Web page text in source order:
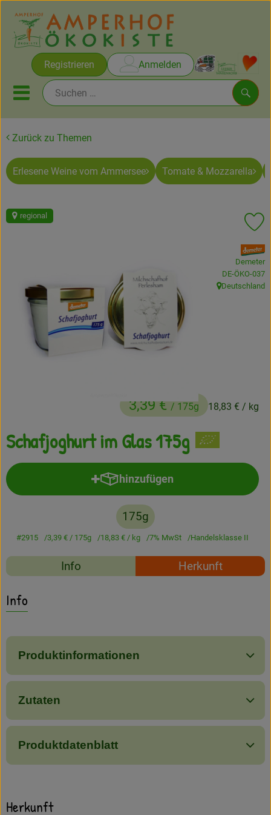
Registrieren Anmelden
Mobiles Menu öffnen oder
Rezepte
Themen
Frisches
Angebote
Haltbares
Gratis Ökokiste im Wert von 25 Euro
Veranstaltungen
Entdecken
Über uns
Zurück zu Themen
Erlesene Weine vom Ammersee Tomate & Mozzarella
Schafjoghurt im Glas 175g
3,39 €/ 175g 18,83 € / kg
regional
, Verband:
Demeter
, Kontrollstelle:
DE-ÖKO-037
, Herkunft:
Deutschland
hinzufügen
Produkt zum Warenkorb
175g
#2915 3,39 € / 175g 18,83 € / kg 7% MwSt Handelsklasse II
Rezepte
Info Herkunft
Info
Produktinformationen
Zutaten
Produktdatenblatt
Herkunft